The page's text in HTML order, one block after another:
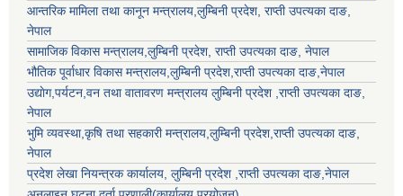
आन्तरिक मामिला तथा कानून मन्त्रालय,लुम्बिनी प्रदेश, राप्ती उपत्यका दाङ,
नेपाल
सामाजिक विकास मन्त्रालय,लुम्बिनी प्रदेश, राप्ती उपत्यका दाङ, नेपाल
भौतिक पूर्वाधार विकास मन्त्रालय,लुम्बिनी प्रदेश,राप्ती उपत्यका दाङ,नेपाल
उद्याेग,पर्यटन,वन तथा वातावरण मन्त्रालय लुम्बिनी प्रदेश ,राप्ती उपत्यका दाङ,
नेपाल
भुमि व्यवस्था,कृषि तथा सहकारी मन्त्रालय,लुम्बिनी प्रदेश,राप्ती उपत्यका दाङ,
नेपाल
प्रदेश लेखा नियन्त्रक कार्यालय, लुम्बिनी प्रदेश ,राप्ती उपत्यका दाङ,नेपाल